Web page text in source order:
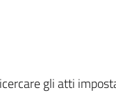
gli atti